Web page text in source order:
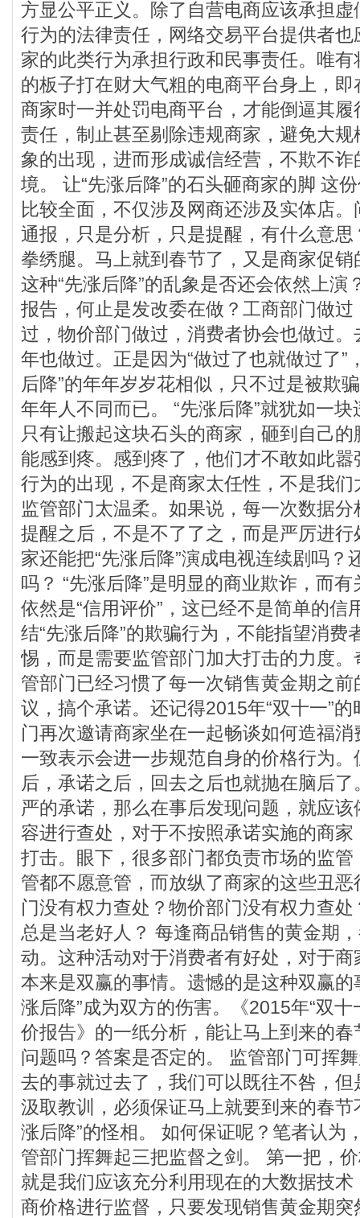
方显公平正义。除了自营电商应该承担虚
行为的法律责任，网络交易平台提供者也
家的此类行为承担行政和民事责任。唯有
的板子打在财大气粗的电商平台身上，即
商家时一并处罚电商平台，才能倒逼其履
责任，制止甚至剔除违规商家，避免大规
象的出现，进而形成诚信经营，不欺不诈
境。 让“先涨后降”的石头砸商家的脚 这
比较全面，不仅涉及网商还涉及实体店
通报，只是分析，只是提醒，有什么意思
拳绣腿。马上就到春节了，又是商家促销
这种“先涨后降”的乱象是否还会依然上演
报告，何止是发改委在做？工商部门做过
过，物价部门做过，消费者协会也做过。
年也做过。正是因为“做过了也就做过了”
后降”的年年岁岁花相似，只不过是被欺
年年人不同而已。 “先涨后降”就犹如一
只有让搬起这块石头的商家，砸到自己
能感到疼。感到疼了，他们才不敢如此嚣
行为的出现，不是商家太任性，不是我们
监管部门太温柔。如果说，每一次数据
提醒之后，不是不了了之，而是严厉进行
家还能把“先涨后降”演成电视连续剧吗？
吗？ “先涨后降”是明显的商业欺诈，而
依然是“信用评价”，这已经不是简单的信
结“先涨后降”的欺骗行为，不能指望消费
惕，而是需要监管部门加大打击的力度。
管部门已经习惯了每一次销售黄金期之前
议，搞个承诺。还记得2015年“双十一”
门再次邀请商家坐在一起畅谈如何造福
一致表示会进一步规范自身的价格行为。
后，承诺之后，回去之后也就抛在脑后
严的承诺，那么在事后发现问题，就应
容进行查处，对于不按照承诺实施的商家
打击。眼下，很多部门都负责市场的监管
管都不愿意管，而放纵了商家的这些丑恶
门没有权力查处？物价部门没有权力查
总是当老好人？ 每逢商品销售的黄金期
动。这种活动对于消费者有好处，对于商
本来是双赢的事情。遗憾的是这种双赢的
涨后降”成为双方的伤害。《2015年“双十
价报告》的一纸分析，能让马上到来的春
问题吗？答案是否定的。 监管部门可挥舞
去的事就过去了，我们可以既往不咎，但
汲取教训，必须保证马上就要到来的春节
涨后降”的怪相。 如何保证呢？笔者认为
管部门挥舞起三把监督之剑。 第一把，
就是我们应该充分利用现在的大数据技术
商价格进行监督，只要发现销售黄金期突